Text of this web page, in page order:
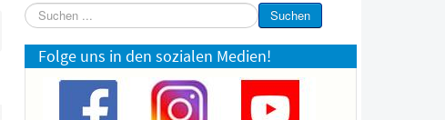
Suchen
...
Suchen
Folge uns in den sozialen Medien!